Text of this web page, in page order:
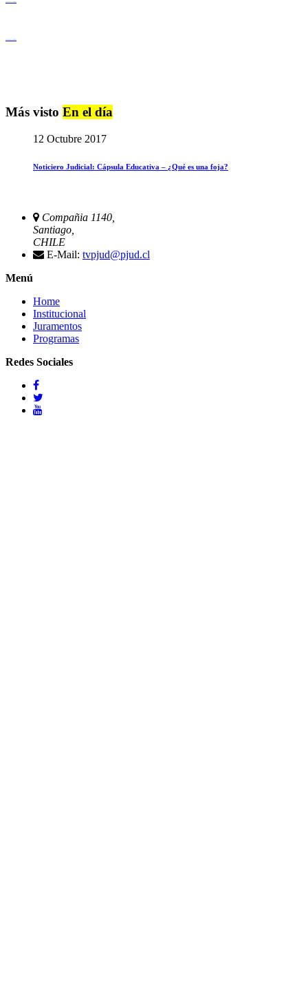
Más visto En el día
12 Octubre 2017
Noticiero Judicial: Cápsula Educativa – ¿Qué es una foja?
Compañia 1140,
Santiago,
CHILE
E-Mail: tvpjud@pjud.cl
Menú
Home
Institucional
Juramentos
Programas
Redes Sociales